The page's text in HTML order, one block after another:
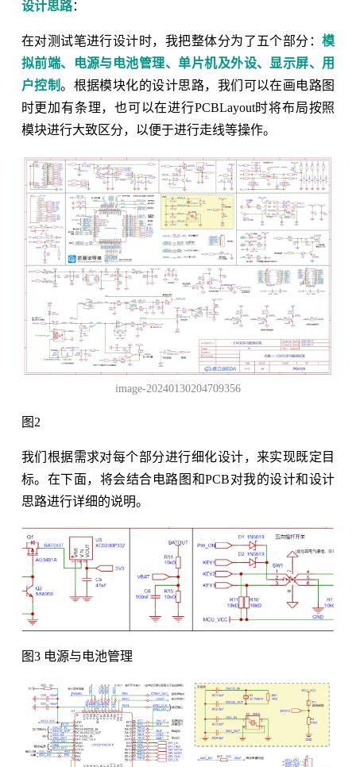
设计思路：
在对测试笔进行设计时，我把整体分为了五个部分：模
拟前端、电源与电池管理、单片机及外设、显示屏、用
户控制。根据模块化的设计思路，我们可以在画电路图
时更加有条理，也可以在进行PCBLayout时将布局按照
模块进行大致区分，以便于进行走线等操作。
image-20240130204709356
图2
我们根据需求对每个部分进行细化设计，来实现既定目
标。在下面，将会结合电路图和PCB对我的设计和设计
思路进行详细的说明。
图3 电源与电池管理